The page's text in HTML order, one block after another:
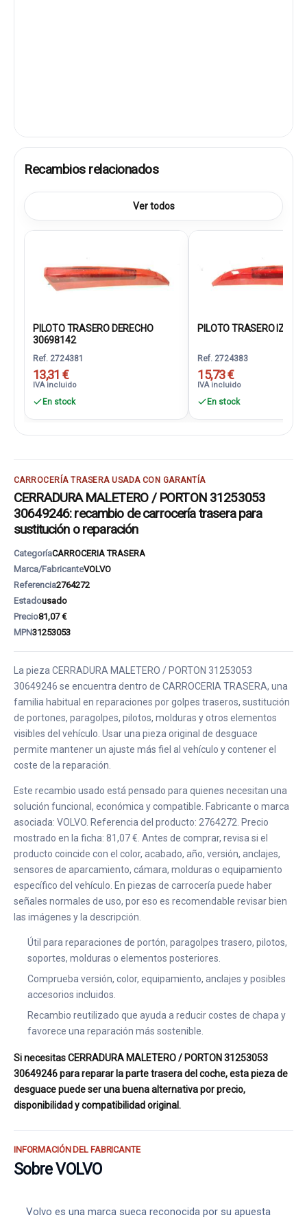
Recambios relacionados
Ver todos
PILOTO TRASERO DERECHO
30698142
Ref. 2724381
13,31 €
IVA incluido
En stock
PILOTO TRASERO
Ref. 2724383
15,73 €
IVA incluido
En stock
CARROCERÍA TRASERA USADA CON GARANTÍA
CERRADURA MALETERO / PORTON 31253053
30649246: recambio de carrocería trasera para
sustitución o reparación
CategoríaCARROCERIA TRASERA
Marca/FabricanteVOLVO
Referencia2764272
Estadousado
Precio81,07 €
MPN31253053
La pieza CERRADURA MALETERO / PORTON 31253053
30649246 se encuentra dentro de CARROCERIA TRASERA, una
familia habitual en reparaciones por golpes traseros, sustitución
de portones, paragolpes, pilotos, molduras y otros elementos
visibles del vehículo. Usar una pieza original de desguace
permite mantener un ajuste más fiel al vehículo y contener el
coste de la reparación.
Este recambio usado está pensado para quienes necesitan una
solución funcional, económica y compatible. Fabricante o marca
asociada: VOLVO. Referencia del producto: 2764272. Precio
mostrado en la ficha: 81,07 €. Antes de comprar, revisa si el
producto coincide con el color, acabado, año, versión, anclajes,
sensores de aparcamiento, cámara, molduras o equipamiento
específico del vehículo. En piezas de carrocería puede haber
señales normales de uso, por eso es recomendable revisar bien
las imágenes y la descripción.
Útil para reparaciones de portón, paragolpes trasero, pilotos,
soportes, molduras o elementos posteriores.
Comprueba versión, color, equipamiento, anclajes y posibles
accesorios incluidos.
Recambio reutilizado que ayuda a reducir costes de chapa y
favorece una reparación más sostenible.
Si necesitas CERRADURA MALETERO / PORTON 31253053
30649246 para reparar la parte trasera del coche, esta pieza de
desguace puede ser una buena alternativa por precio,
disponibilidad y compatibilidad original.
INFORMACIÓN DEL FABRICANTE
Sobre VOLVO
Volvo es una marca sueca reconocida por su apuesta